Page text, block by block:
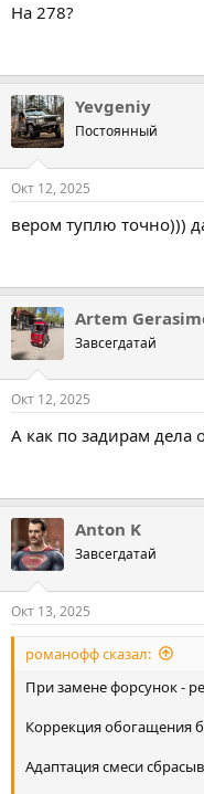
На 278?
Yevgeniy
Постоянный
Окт 12, 2025
вером туплю точно)))
Artem
Завсегдатай
Окт 12, 2025
А как по задирам дела
Anton K
Завсегдатай
Окт 13, 2025
романофф сказал:
При замене форсунок -
Коррекция обогащения
Адаптация смеси